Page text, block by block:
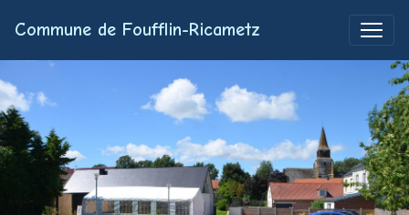
Commune de Foufflin-Ricametz